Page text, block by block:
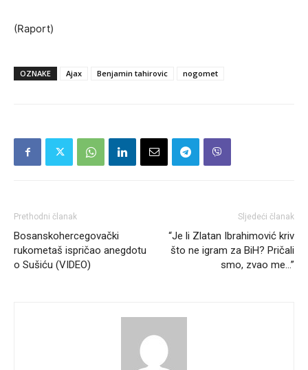
(Raport)
OZNAKE Ajax Benjamin tahirovic nogomet
Prethodni članak
Bosanskohercegovački
rukometaš ispričao anegdotu
o Sušiću (VIDEO)
Sljedeći članak
“Je li Zlatan Ibrahimović kriv
što ne igram za BiH? Pričali
smo, zvao me…”